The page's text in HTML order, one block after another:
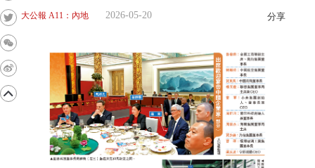
大公報 A11：內地 2026-05-20 分享